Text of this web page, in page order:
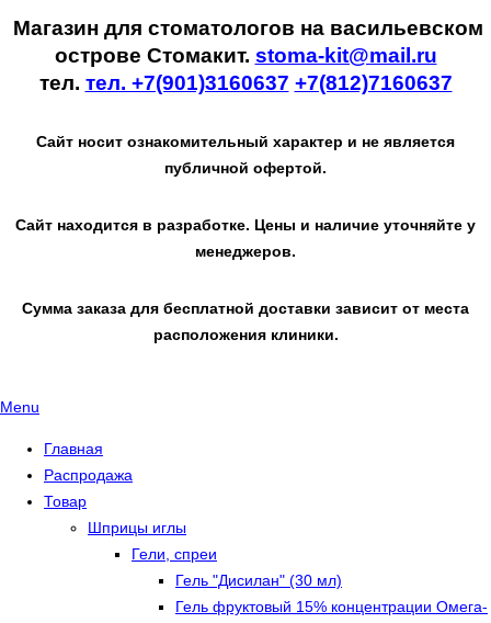
Магазин для стоматологов на васильевском
острове Стомакит. stoma-kit@mail.ru
тел. тел. +7(901)3160637 +7(812)7160637
Сайт носит ознакомительный характер и не является
публичной офертой.
Сайт находится в разработке. Цены и наличие уточняйте у
менеджеров.
Сумма заказа для бесплатной доставки зависит от места
расположения клиники.
Menu
Главная
Распродажа
Товар
Шприцы иглы
Гели, спреи
Гель "Дисилан" (30 мл)
Гель фруктовый 15% концентрации Омега-